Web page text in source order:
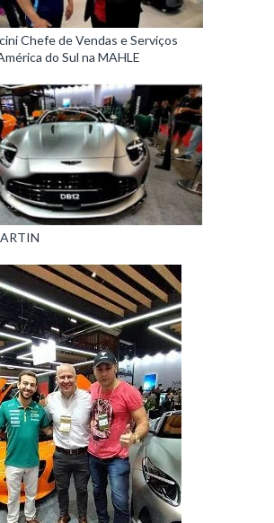
Chefe de Vendas e Serviços
do Sul na MAHLE